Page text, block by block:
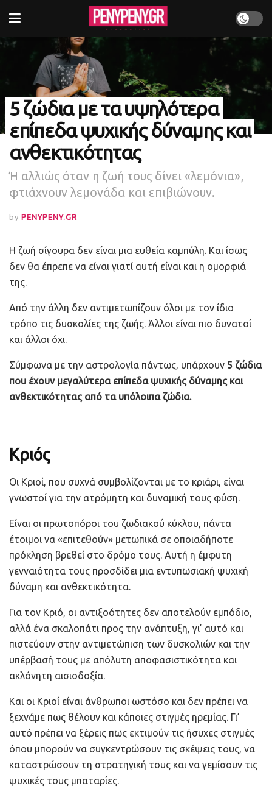
5 ζώδια με τα υψηλότερα
επίπεδα ψυχικής δύναμης και
ανθεκτικότητας
Ή αλλιώς όταν η ζωή τους δίνει «λεμόνια»,
φτιάχνουν λεμονάδα και επιβιώνουν.
by PENYPENY.GR
Η ζωή σίγουρα δεν είναι μια ευθεία καμπύλη. Και ίσως
δεν θα έπρεπε να είναι γιατί αυτή είναι και η ομορφιά
της.
Από την άλλη δεν αντιμετωπίζουν όλοι με τον ίδιο
τρόπο τις δυσκολίες της ζωής. Άλλοι είναι πιο δυνατοί
και άλλοι όχι.
Σύμφωνα με την αστρολογία πάντως, υπάρχουν 5 ζώδια
που έχουν μεγαλύτερα επίπεδα ψυχικής δύναμης και
ανθεκτικότητας από τα υπόλοιπα ζώδια.
Κριός
Οι Κριοί, που συχνά συμβολίζονται με το κριάρι, είναι
γνωστοί για την ατρόμητη και δυναμική τους φύση.
Είναι οι πρωτοπόροι του ζωδιακού κύκλου, πάντα
έτοιμοι να «επιτεθούν» μετωπικά σε οποιαδήποτε
πρόκληση βρεθεί στο δρόμο τους. Αυτή η έμφυτη
γενναιότητα τους προσδίδει μια εντυπωσιακή ψυχική
δύναμη και ανθεκτικότητα.
Για τον Κριό, οι αντιξοότητες δεν αποτελούν εμπόδιο,
αλλά ένα σκαλοπάτι προς την ανάπτυξη, γι’ αυτό και
πιστεύουν στην αντιμετώπιση των δυσκολιών και την
υπέρβασή τους με απόλυτη αποφασιστικότητα και
ακλόνητη αισιοδοξία.
Και οι Κριοί είναι άνθρωποι ωστόσο και δεν πρέπει να
ξεχνάμε πως θέλουν και κάποιες στιγμές ηρεμίας. Γι’
αυτό πρέπει να ξέρεις πως εκτιμούν τις ήσυχες στιγμές
όπου μπορούν να συγκεντρώσουν τις σκέψεις τους, να
καταστρώσουν τη στρατηγική τους και να γεμίσουν τις
ψυχικές τους μπαταρίες.